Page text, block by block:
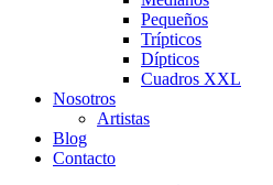
Pequeños
Trípticos
Dípticos
Cuadros XXL
Nosotros
Artistas
Blog
Contacto